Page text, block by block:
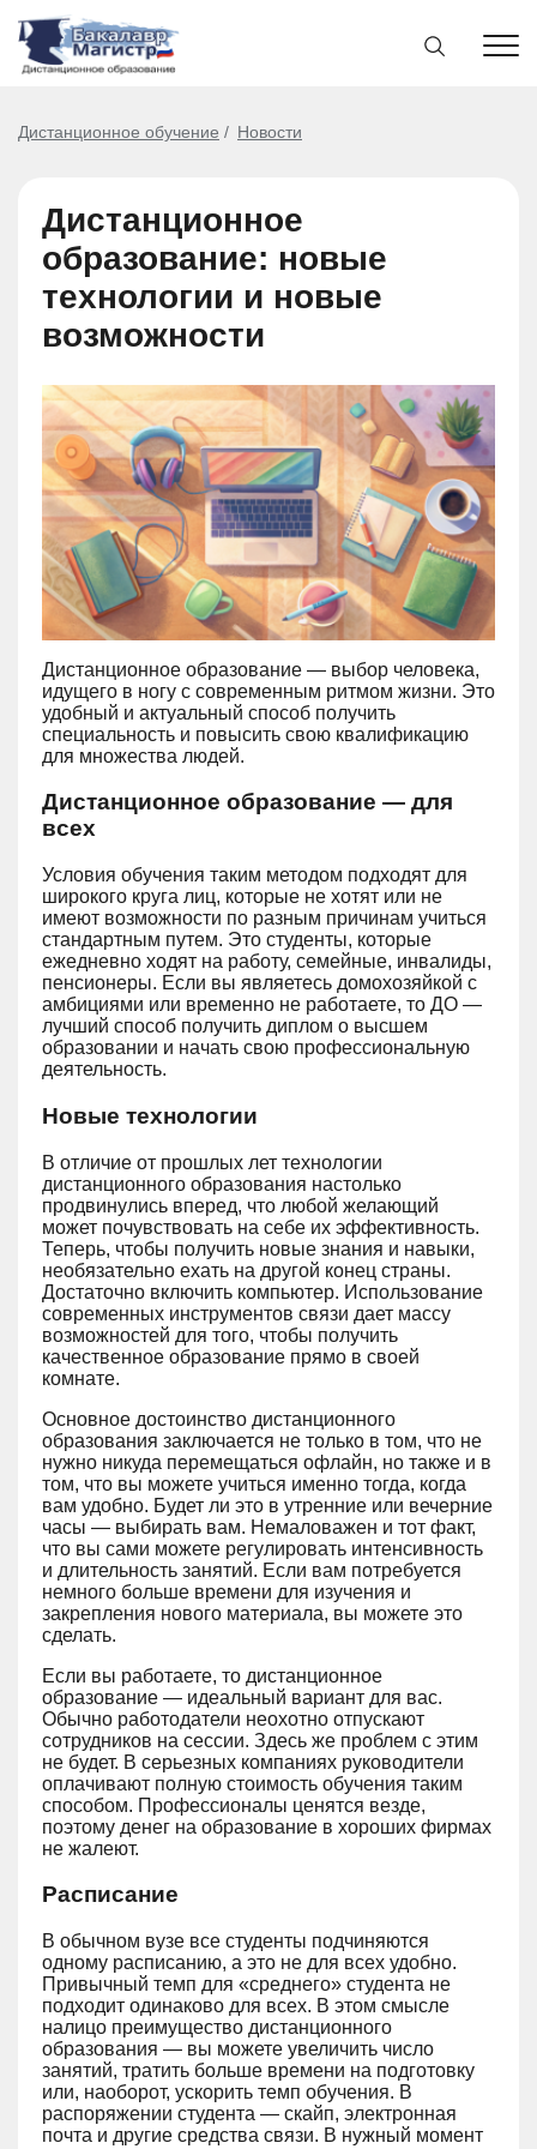
Дистанционное обучение Новости
Дистанционное
образование: новые
технологии и новые
возможности
Дистанционное образование — выбор человека,
идущего в ногу с современным ритмом жизни. Это
удобный и актуальный способ получить
специальность и повысить свою квалификацию
для множества людей.
Дистанционное образование — для
всех
Условия обучения таким методом подходят для
широкого круга лиц, которые не хотят или не
имеют возможности по разным причинам учиться
стандартным путем. Это студенты, которые
ежедневно ходят на работу, семейные, инвалиды,
пенсионеры. Если вы являетесь домохозяйкой с
амбициями или временно не работаете, то ДО —
лучший способ получить диплом о высшем
образовании и начать свою профессиональную
деятельность.
Новые технологии
В отличие от прошлых лет технологии
дистанционного образования настолько
продвинулись вперед, что любой желающий
может почувствовать на себе их эффективность.
Теперь, чтобы получить новые знания и навыки,
необязательно ехать на другой конец страны.
Достаточно включить компьютер. Использование
современных инструментов связи дает массу
возможностей для того, чтобы получить
качественное образование прямо в своей
комнате.
Основное достоинство дистанционного
образования заключается не только в том, что не
нужно никуда перемещаться офлайн, но также и в
том, что вы можете учиться именно тогда, когда
вам удобно. Будет ли это в утренние или вечерние
часы — выбирать вам. Немаловажен и тот факт,
что вы сами можете регулировать интенсивность
и длительность занятий. Если вам потребуется
немного больше времени для изучения и
закрепления нового материала, вы можете это
сделать.
Если вы работаете, то дистанционное
образование — идеальный вариант для вас.
Обычно работодатели неохотно отпускают
сотрудников на сессии. Здесь же проблем с этим
не будет. В серьезных компаниях руководители
оплачивают полную стоимость обучения таким
способом. Профессионалы ценятся везде,
поэтому денег на образование в хороших фирмах
не жалеют.
Расписание
В обычном вузе все студенты подчиняются
одному расписанию, а это не для всех удобно.
Привычный темп для «среднего» студента не
подходит одинаково для всех. В этом смысле
налицо преимущество дистанционного
образования — вы можете увеличить число
занятий, тратить больше времени на подготовку
или, наоборот, ускорить темп обучения. В
распоряжении студента — скайп, электронная
почта и другие средства связи. В нужный момент